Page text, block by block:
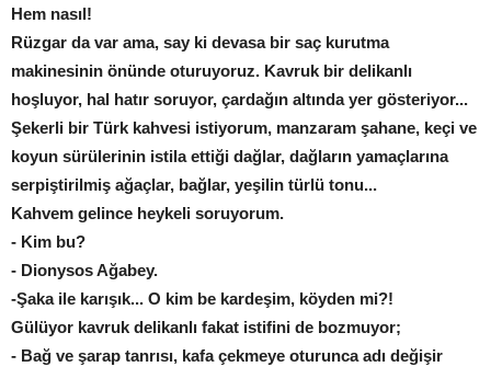
Hem nasıl!
Rüzgar da var ama, say ki devasa bir saç kurutma
makinesinin önünde oturuyoruz. Kavruk bir delikanlı
hoşluyor, hal hatır soruyor, çardağın altında yer gösteriyor...
Şekerli bir Türk kahvesi istiyorum, manzaram şahane, keçi ve
koyun sürülerinin istila ettiği dağlar, dağların yamaçlarına
serpiştirilmiş ağaçlar, bağlar, yeşilin türlü tonu...
Kahvem gelince heykeli soruyorum.
- Kim bu?
- Dionysos Ağabey.
-Şaka ile karışık... O kim be kardeşim, köyden mi?!
Gülüyor kavruk delikanlı fakat istifini de bozmuyor;
- Bağ ve şarap tanrısı, kafa çekmeye oturunca adı değişir